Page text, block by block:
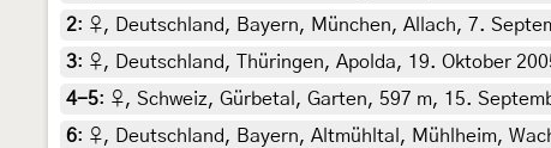
2: ♀, Deutschland, Bayern, München, Allach, 7.
3: ♀, Deutschland, Thüringen, Apolda, 19. Oktober
4-5: ♀, Schweiz, Gürbetal, Garten, 597 m, 15.
6: ♀, Deutschland, Bayern, Altmühltal, Mühlheim,